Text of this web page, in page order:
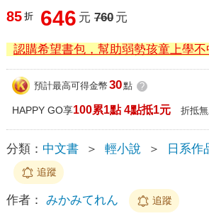
85 折 646 元 760 元
認購希望書包，幫助弱勢孩童上學不
預計最高可得金幣 30點 ?
HAPPY GO享100累1點 4點抵1元 折抵
分類： 中文書 ＞ 輕小說 ＞ 日系作
追蹤
作者： みかみてれん 追蹤